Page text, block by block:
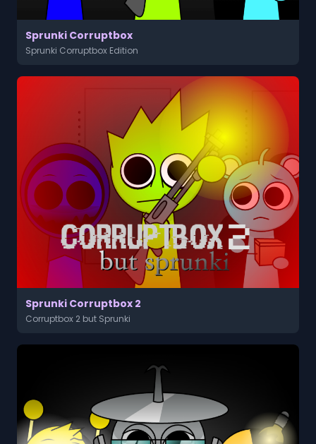
Sprunki Corruptbox
Sprunki Corruptbox Edition
Sprunki Corruptbox 2
Corruptbox 2 but Sprunki